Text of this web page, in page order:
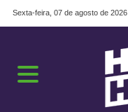
Sexta-feira, 07 de agosto de 2026